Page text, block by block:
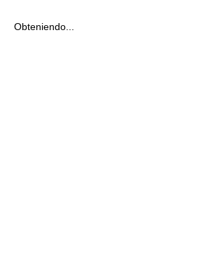
Obteniendo...